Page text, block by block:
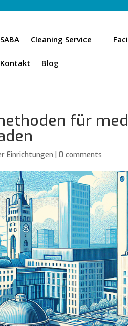
SABA Cleaning Service
Kontakt Blog
für
Einrichtungen | 0 comments